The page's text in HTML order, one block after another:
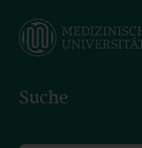
main
Suche